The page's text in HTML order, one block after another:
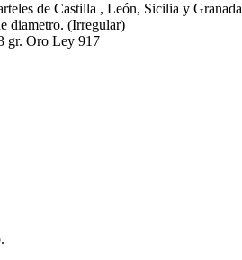
de Castilla , León, Sicilia y Granada
diametro. (Irregular)
gr. Oro Ley 917